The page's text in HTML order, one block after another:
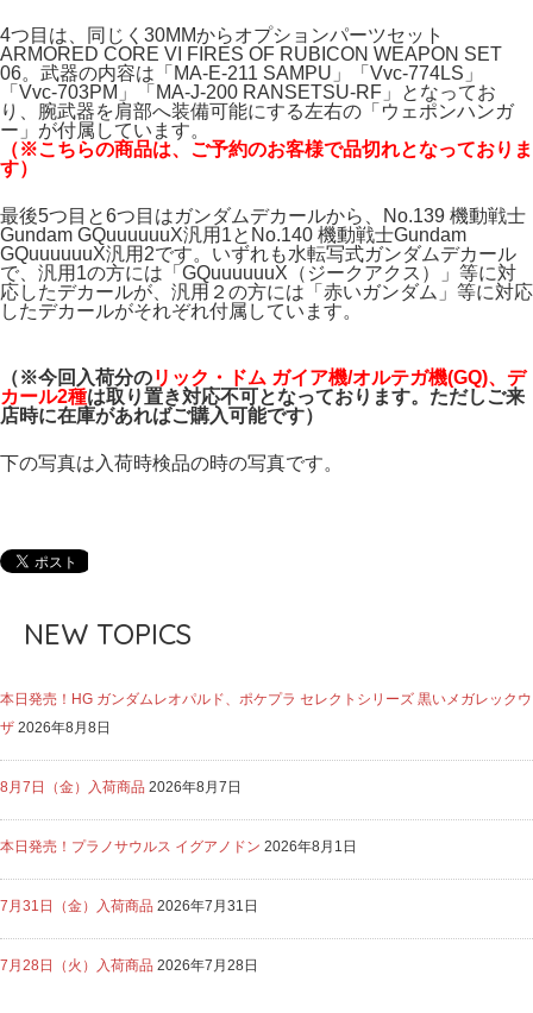
4つ目は、同じく30MMからオプションパーツセット
ARMORED CORE VI FIRES OF RUBICON WEAPON SET
06。武器の内容は「MA-E-211 SAMPU」「Vvc-774LS」
「Vvc-703PM」「MA-J-200 RANSETSU-RF」となってお
り、腕武器を肩部へ装備可能にする左右の「ウェポンハンガ
ー」が付属しています。
（※こちらの商品は、ご予約のお客様で品切れとなっておりま
す）
最後5つ目と6つ目はガンダムデカールから、No.139 機動戦士
Gundam GQuuuuuuX汎用1とNo.140 機動戦士Gundam
GQuuuuuuX汎用2です。いずれも水転写式ガンダムデカール
で、汎用1の方には「GQuuuuuuX（ジークアクス）」等に対
応したデカールが、汎用２の方には「赤いガンダム」等に対応
したデカールがそれぞれ付属しています。
（※今回入荷分のリック・ドム ガイア機/オルテガ機(GQ)、デ
カール2種は取り置き対応不可となっております。ただしご来
店時に在庫があればご購入可能です）
下の写真は入荷時検品の時の写真です。
NEW TOPICS
本日発売！HG ガンダムレオパルド、ポケプラ セレクトシリーズ 黒いメガレックウ
ザ 2026年8月8日
8月7日（金）入荷商品 2026年8月7日
本日発売！プラノサウルス イグアノドン 2026年8月1日
7月31日（金）入荷商品 2026年7月31日
7月28日（火）入荷商品 2026年7月28日